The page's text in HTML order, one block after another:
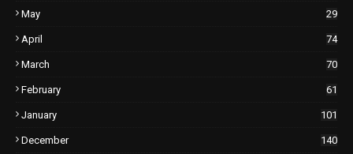
May 29
April 74
March 70
February 61
January 101
December 140